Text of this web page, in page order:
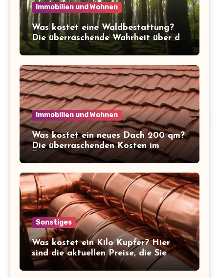
Immobilien und Wohnen
Was kostet eine Waldbestattung?
Die überraschende Wahrheit über die
Kosten der letzten Ruhe
Immobilien und Wohnen
Was kostet ein neues Dach 200 qm?
Die überraschenden Kosten im
Überblick!
Sonstiges
Was kostet ein Kilo Kupfer? Hier
sind die aktuellen Preise, die Sie
kennen sollten!